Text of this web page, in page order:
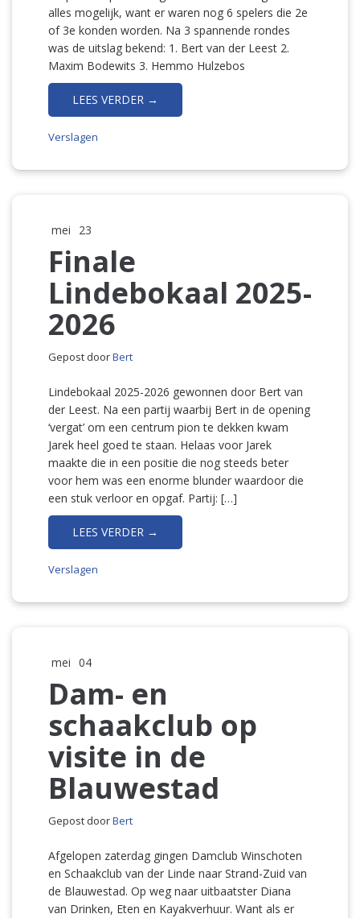
alles mogelijk, want er waren nog 6 spelers die 2e
of 3e konden worden. Na 3 spannende rondes
was de uitslag bekend: 1. Bert van der Leest 2.
Maxim Bodewits 3. Hemmo Hulzebos
LEES VERDER →
Verslagen
mei 23
Finale
Lindebokaal 2025-
2026
Gepost doorBert
Lindebokaal 2025-2026 gewonnen door Bert van
der Leest. Na een partij waarbij Bert in de opening
‘vergat’ om een centrum pion te dekken kwam
Jarek heel goed te staan. Helaas voor Jarek
maakte die in een positie die nog steeds beter
voor hem was een enorme blunder waardoor die
een stuk verloor en opgaf. Partij: […]
LEES VERDER →
Verslagen
mei 04
Dam- en
schaakclub op
visite in de
Blauwestad
Gepost doorBert
Afgelopen zaterdag gingen Damclub Winschoten
en Schaakclub van der Linde naar Strand-Zuid van
de Blauwestad. Op weg naar uitbaatster Diana
van Drinken, Eten en Kayakverhuur. Want als er